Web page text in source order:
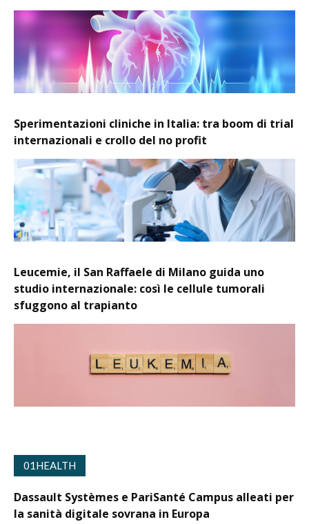
Sperimentazioni cliniche in Italia: tra boom di trial
internazionali e crollo del no profit
Leucemie, il San Raffaele di Milano guida uno
studio internazionale: così le cellule tumorali
sfuggono al trapianto
01HEALTH
Dassault Systèmes e PariSanté Campus alleati per
la sanità digitale sovrana in Europa